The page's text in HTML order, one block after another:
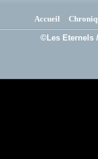
Accueil
©Les Eternels